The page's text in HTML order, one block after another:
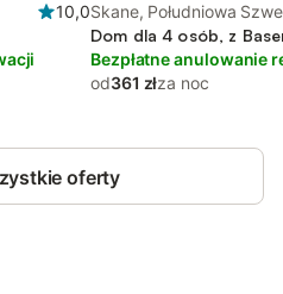
10,0Skane, Południowa
Dom dla 4 osób, z
Bezpłatne anulowanie
od361 złza noc
oferty